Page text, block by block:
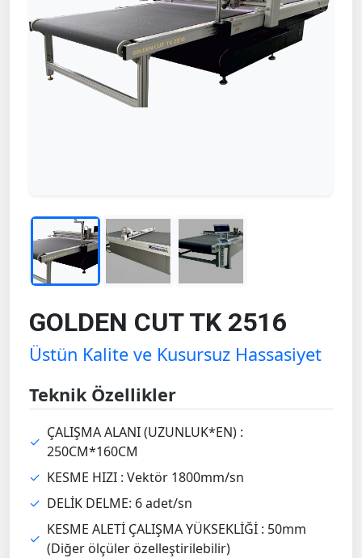
GOLDEN CUT TK 2516
Üstün Kalite ve Kusursuz Hassasiyet
Teknik Özellikler
✓
ÇALIŞMA ALANI (UZUNLUK*EN) :
250CM*160CM
✓ KESME HIZI : Vektör 1800mm/sn
✓ DELİK DELME: 6 adet/sn
✓
KESME ALETİ ÇALIŞMA YÜKSEKLİĞİ : 50mm
(Diğer ölçüler özelleştirilebilir)